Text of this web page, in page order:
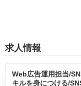
求人情報
Web広告運用担当/
キルを身につける/